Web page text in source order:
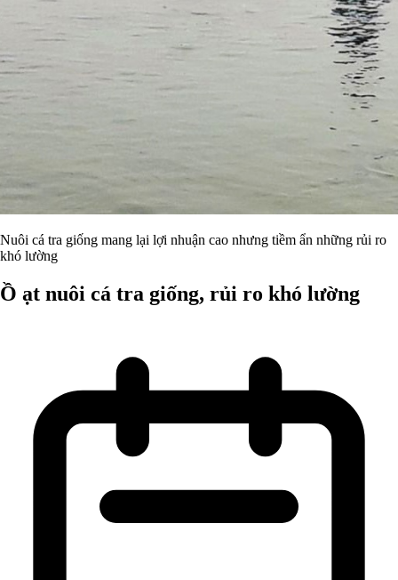
Nuôi cá tra giống mang lại lợi nhuận cao nhưng tiềm ẩn những rủi ro
khó lường
Ồ ạt nuôi cá tra giống, rủi ro khó lường